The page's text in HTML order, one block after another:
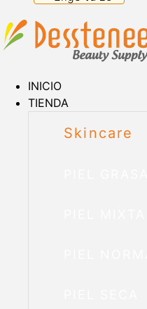
INICIO
TIENDA
Skincare